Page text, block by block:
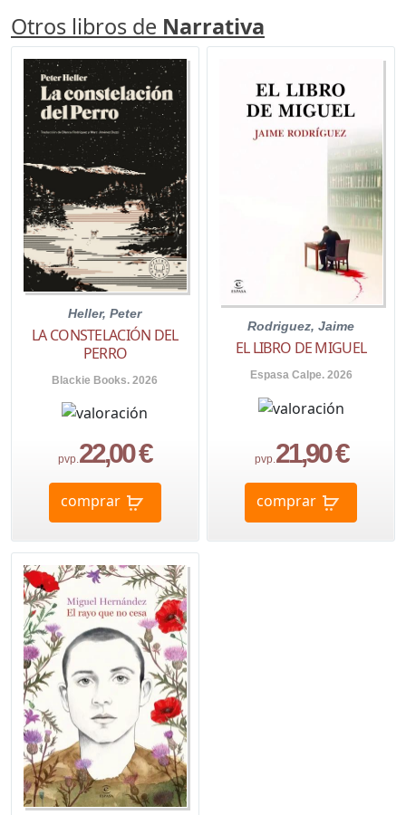
Otros libros de Narrativa
Heller, Peter
LA CONSTELACIÓN DEL
PERRO
Blackie Books. 2026
pvp.22,00 €
comprar
Rodriguez, Jaime
EL LIBRO DE MIGUEL
Espasa Calpe. 2026
pvp.21,90 €
comprar